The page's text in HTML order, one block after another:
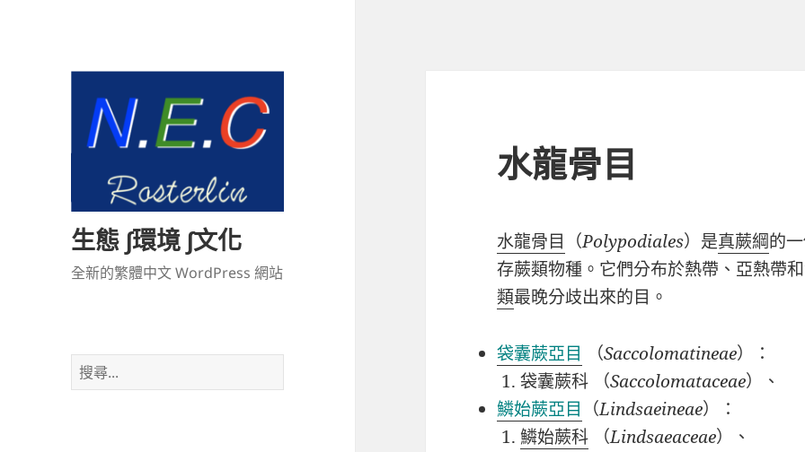
生態 ∫環境 ∫文化
全新的繁體中文 WordPress 網站
搜
尋
水龍骨目
水龍骨目 （Polypodiales）是真蕨綱的
存蕨類物種。它們分布於熱帶、亞熱帶
類最晚分歧出來的目。
袋囊蕨亞目 （Saccolomatineae）：
袋囊蕨科 （Saccolomataceae）、
鱗始蕨亞目
（Lindsaeineae）：
鱗始蕨科
（Lindsaeaceae）、